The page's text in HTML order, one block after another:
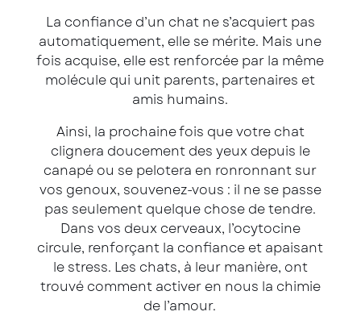
La confiance d’un chat ne s’acquiert pas
automatiquement, elle se mérite. Mais une
fois acquise, elle est renforcée par la même
molécule qui unit parents, partenaires et
amis humains.
Ainsi, la prochaine fois que votre chat
clignera doucement des yeux depuis le
canapé ou se pelotera en ronronnant sur
vos genoux, souvenez-vous : il ne se passe
pas seulement quelque chose de tendre.
Dans vos deux cerveaux, l’ocytocine
circule, renforçant la confiance et apaisant
le stress. Les chats, à leur manière, ont
trouvé comment activer en nous la chimie
de l’amour.